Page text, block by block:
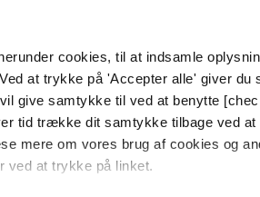
cookies, til at indsamle
at trykke på 'Accepter alle' giver
give samtykke til ved at benytte
tid trække dit samtykke tilbage ved
mere om vores brug af cookies og
ved at trykke på linket.